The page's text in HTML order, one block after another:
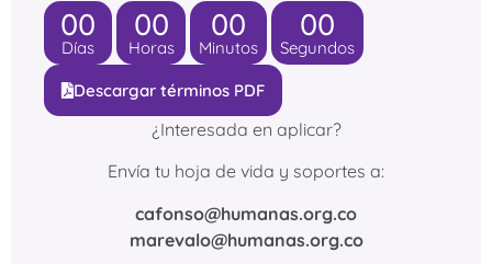
00
Días
00
Horas
00
Minutos
00
Segundos
Descargar términos PDF
¿Interesada en aplicar?
Envía tu hoja de vida y soportes a:
cafonso@humanas.org.co
marevalo@humanas.org.co